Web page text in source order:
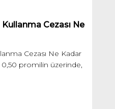
Kullanma Cezası Ne
Cezası Ne Kadar
promilin üzerinde,